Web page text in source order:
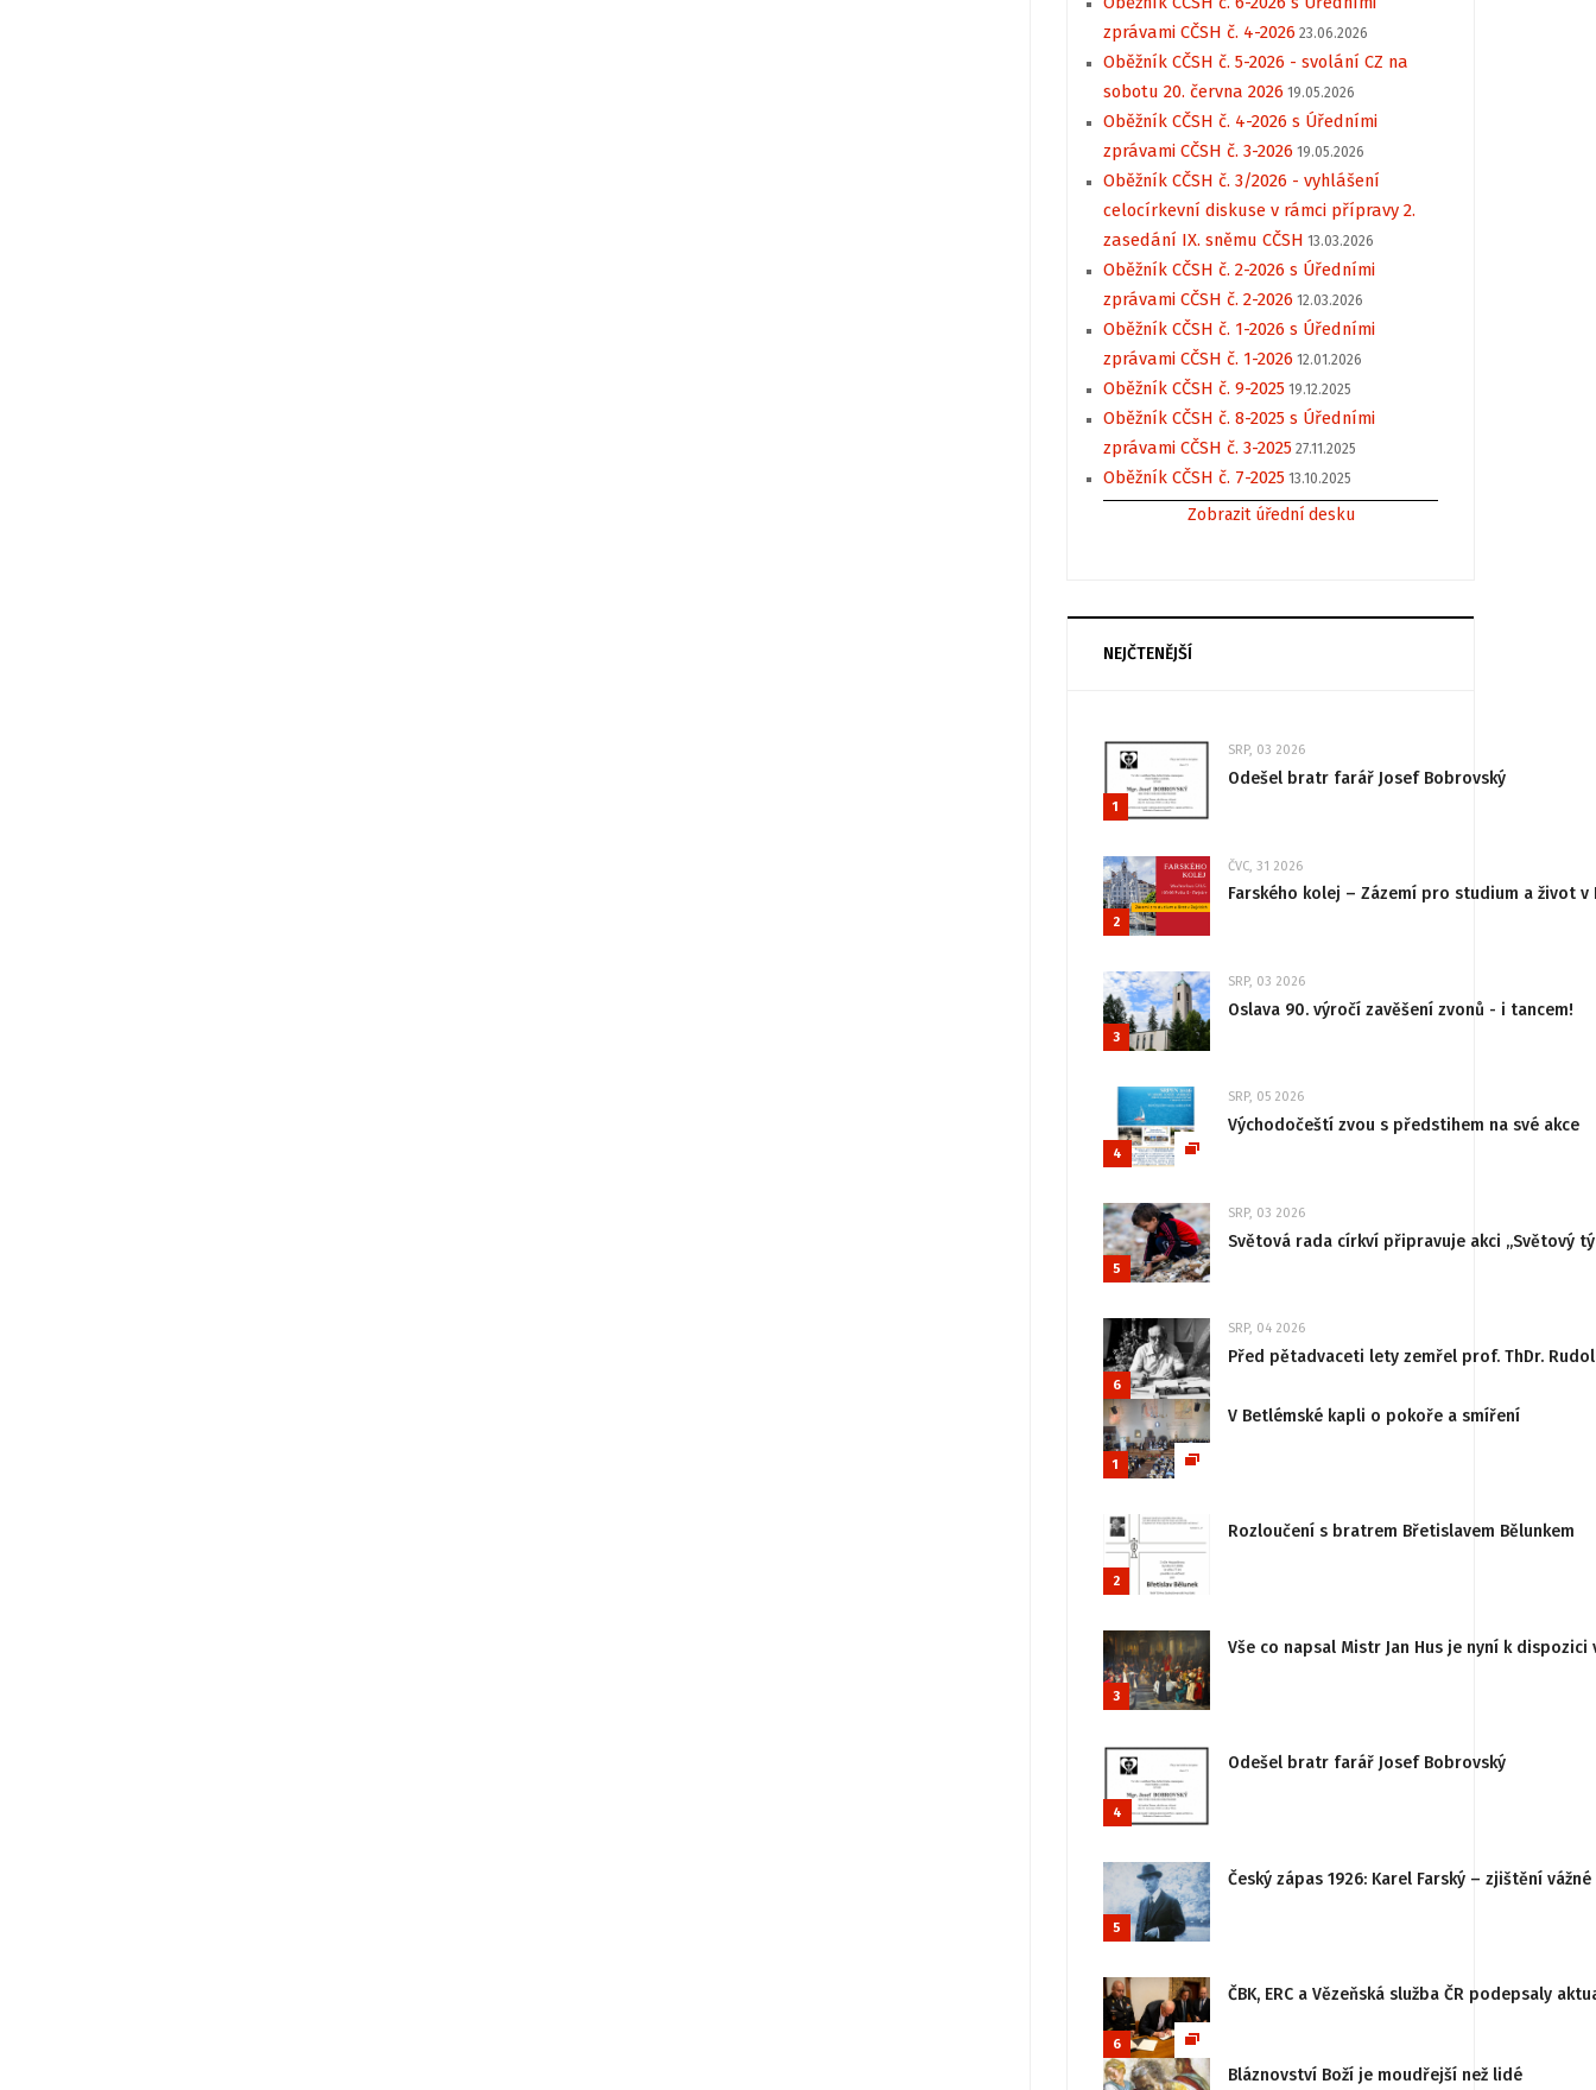
zprávami CČSH č. 4-2026 23.06.2026
Oběžník CČSH č. 5-2026 - svolání CZ na
sobotu 20. června 2026 19.05.2026
Oběžník CČSH č. 4-2026 s Úředními
zprávami CČSH č. 3-2026 19.05.2026
Oběžník CČSH č. 3/2026 - vyhlášení
celocírkevní diskuse v rámci přípravy 2.
zasedání IX. sněmu CČSH 13.03.2026
Oběžník CČSH č. 2-2026 s Úředními
zprávami CČSH č. 2-2026 12.03.2026
Oběžník CČSH č. 1-2026 s Úředními
zprávami CČSH č. 1-2026 12.01.2026
Oběžník CČSH č. 9-2025 19.12.2025
Oběžník CČSH č. 8-2025 s Úředními
zprávami CČSH č. 3-2025 27.11.2025
Oběžník CČSH č. 7-2025 13.10.2025
Zobrazit úřední desku
NEJČTENĚJŠÍ
1
SRP, 03 2026
Odešel bratr farář Josef Bobrovský
2
ČVC, 31 2026
Farského kolej – Zázemí pro studium a život v
3
SRP, 03 2026
Oslava 90. výročí zavěšení zvonů - i tancem!
4
SRP, 05 2026
Východočeští zvou s předstihem na své akce
5
SRP, 03 2026
Světová rada církví připravuje akci „Světový
6
SRP, 04 2026
Před pětadvaceti lety zemřel prof. ThDr.
1
V Betlémské kapli o pokoře a smíření
2
Rozloučení s bratrem Břetislavem Bělunkem
3
Vše co napsal Mistr Jan Hus je nyní k
4
Odešel bratr farář Josef Bobrovský
5
Český zápas 1926: Karel Farský – zjištění
6
ČBK, ERC a Vězeňská služba ČR podepsaly
Bláznovství Boží je moudřejší než lidé